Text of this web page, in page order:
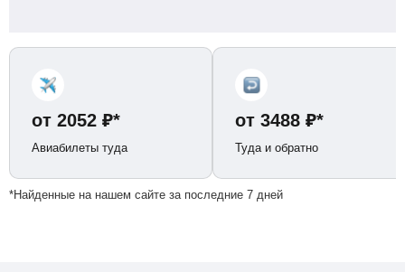
от 2052 ₽*
Авиабилеты туда
от 3488 ₽*
Туда и обратно
*Найденные на нашем сайте за последние 7 дней